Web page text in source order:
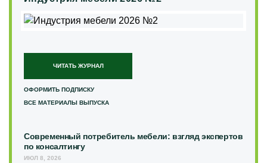
ЧИТАТЬ ЖУРНАЛ
ОФОРМИТЬ ПОДПИСКУ
ВСЕ МАТЕРИАЛЫ ВЫПУСКА
Современный потребитель мебели: взгляд экспертов
по консалтингу
ИЮЛ 8, 2026